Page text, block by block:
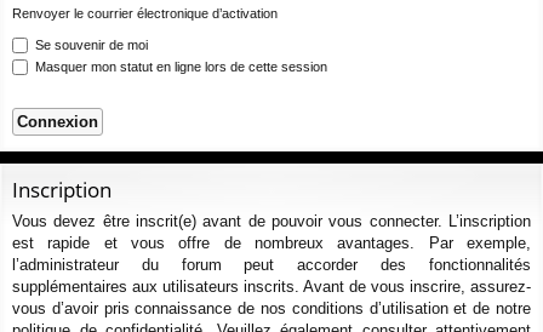
Renvoyer le courrier électronique d’activation
Se souvenir de moi
Masquer mon statut en ligne lors de cette session
Inscription
Vous devez être inscrit(e) avant de pouvoir vous connecter. L’inscription
est rapide et vous offre de nombreux avantages. Par exemple,
l’administrateur du forum peut accorder des fonctionnalités
supplémentaires aux utilisateurs inscrits. Avant de vous inscrire, assurez-
vous d’avoir pris connaissance de nos conditions d’utilisation et de notre